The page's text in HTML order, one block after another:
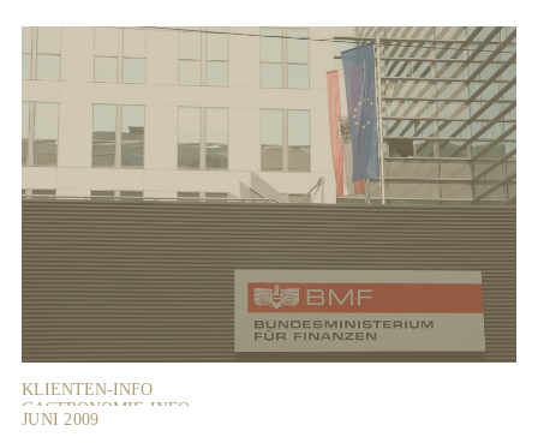
KLIENTEN-INFO
GASTRONOMIE-INFO
ÄRZTE-INFO
JUNI 2009